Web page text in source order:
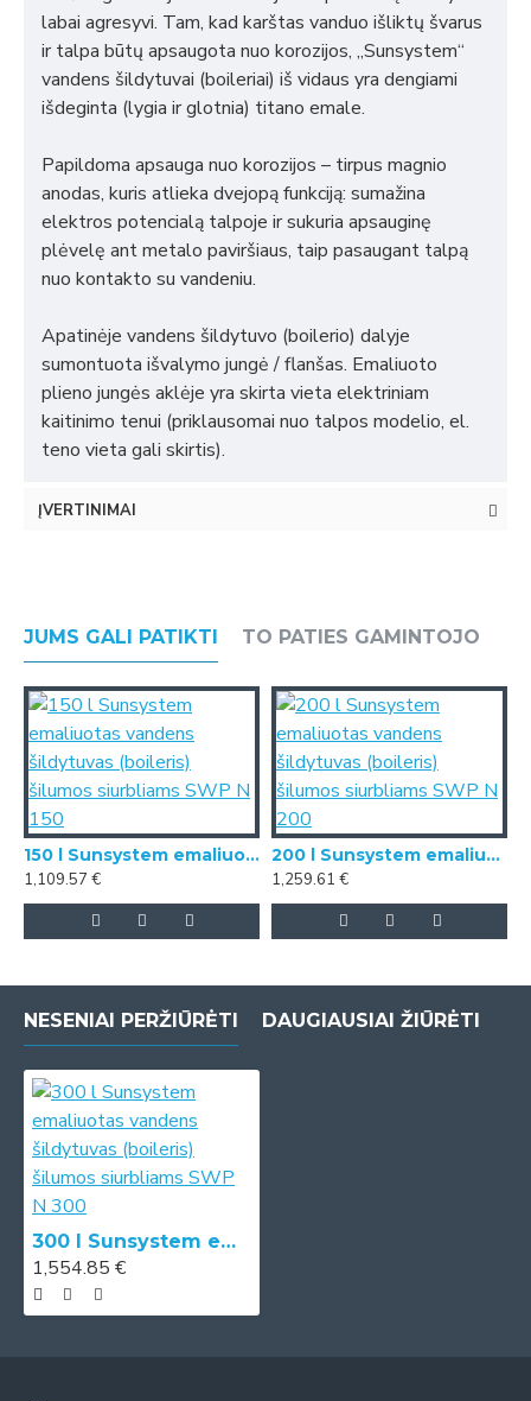
labai agresyvi. Tam, kad karštas vanduo išliktų švarus
ir talpa būtų apsaugota nuo korozijos, „Sunsystem“
vandens šildytuvai (boileriai) iš vidaus yra dengiami
išdeginta (lygia ir glotnia) titano emale.
Papildoma apsauga nuo korozijos – tirpus magnio
anodas, kuris atlieka dvejopą funkciją: sumažina
elektros potencialą talpoje ir sukuria apsauginę
plėvelę ant metalo paviršiaus, taip pasaugant talpą
nuo kontakto su vandeniu.
Apatinėje vandens šildytuvo (boilerio) dalyje
sumontuota išvalymo jungė / flanšas. Emaliuoto
plieno jungės aklėje yra skirta vieta elektriniam
kaitinimo tenui (priklausomai nuo talpos modelio, el.
teno vieta gali skirtis).
ĮVERTINIMAI
JUMS GALI PATIKTI TO PATIES GAMINTOJO
150 l Sunsystem emaliuotas vandens šildytuvas (boileris) šilumos siurbliams SWP N 150
1,109.57 €
200 l Sunsystem emaliuotas vandens šildytuvas (boileris) šilumos siurbliams SWP N 200
1,259.61 €
NESENIAI PERŽIŪRĖTI DAUGIAUSIAI ŽIŪRĖTI
300 l Sunsystem emaliuotas vandens šildytuvas (boileris) šilumos siurbliams SWP N 300
1,554.85 €